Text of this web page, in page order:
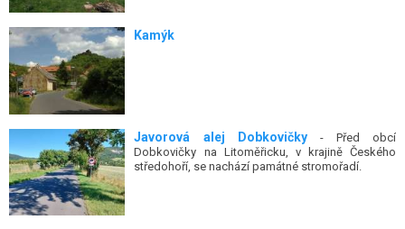
Kamýk
Javorová alej Dobkovičky- Před obcí
Dobkovičky na Litoměřicku, v krajině Českého
středohoří, se nachází památné stromořadí.